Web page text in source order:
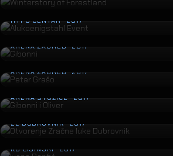
Alukoenigstahl Event
HYPO CENTAR · 2017
Gibonni
ARENA ZAGREB · 2017
Petar Grašo
ARENA ZAGREB · 2017
Gibonni i Oliver
ARENA STOŽICE · 2017
Otvorenje Zračne luke
ZL DUBROVNIK · 2017
Ivana Banfić
KD LISINSKI · 2017